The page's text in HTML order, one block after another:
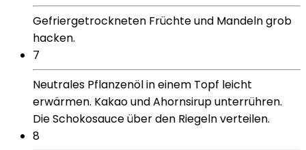
Gefriergetrockneten Früchte und Mandeln grob
hacken.
7
Neutrales Pflanzenöl in einem Topf leicht
erwärmen. Kakao und Ahornsirup unterrühren.
Die Schokosauce über den Riegeln verteilen.
8